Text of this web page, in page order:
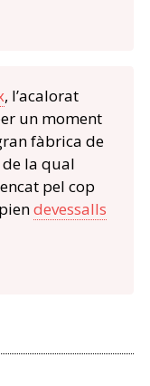
, l’acalorat
un moment
fàbrica de
la qual
pel cop
devessalls